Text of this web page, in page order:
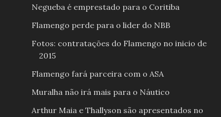
Negueba é emprestado para o Coritiba
Flamengo perde para o lider do NBB
Fotos: contratações do Flamengo no inicio de
2015
Flamengo fará parceira com o ASA
Muralha não irá mais para o Náutico
Arthur Maia e Thallyson são apresentados no